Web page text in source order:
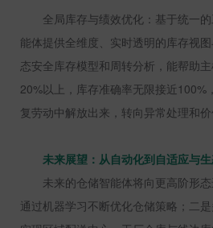
全局库存与绩效优化：基于统一
能体提供全维度、实时透明的库存视
态安全库存模型和周转分析，能帮助
20%以上，库存准确率无限接近 100%
复劳动中解放出来，转向异常处理和价
未来展望：从自动化到自适应与
未来的仓储智能体将向更高阶形
通过机器学习不断优化仓储策略；二